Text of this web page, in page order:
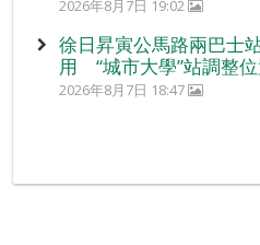
2026年8月7日 19:02
徐日昇寅公馬路兩巴士
用 “城市大學”站調整
2026年8月7日 18:47